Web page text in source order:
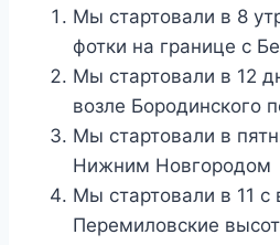
Мы стартовали в 8
фотки на границе с
Мы стартовали в 12
возле Бородинского
Мы стартовали в
Нижним Новгородом
Мы стартовали в 11 с
Перемиловские